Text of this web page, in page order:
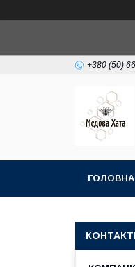
+380 (50)
ГОЛОВНА